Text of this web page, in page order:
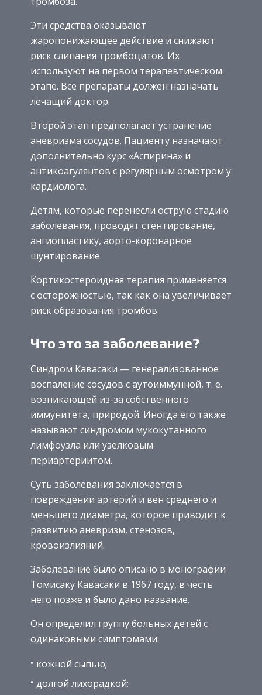
Эти средства оказывают
жаропонижающее действие и снижают
риск слипания тромбоцитов. Их
используют на первом терапевтическом
этапе. Все препараты должен назначать
лечащий доктор.
Второй этап предполагает устранение
аневризма сосудов. Пациенту назначают
дополнительно курс «Аспирина» и
антикоагулянтов с регулярным осмотром у
кардиолога.
Детям, которые перенесли острую стадию
заболевания, проводят стентирование,
ангиопластику, аорто-коронарное
шунтирование
Кортикостероидная терапия применяется
с осторожностью, так как она увеличивает
риск образования тромбов
Что это за заболевание?
Синдром Кавасаки — генерализованное
воспаление сосудов с аутоиммунной, т. е.
возникающей из-за собственного
иммунитета, природой. Иногда его также
называют синдромом мукокутанного
лимфоузла или узелковым
периартериитом.
Суть заболевания заключается в
повреждении артерий и вен среднего и
меньшего диаметра, которое приводит к
развитию аневризм, стенозов,
кровоизлияний.
Заболевание было описано в монографии
Томисаку Кавасаки в 1967 году, в честь
него позже и было дано название.
Он определил группу больных детей с
одинаковыми симптомами:
кожной сыпью;
долгой лихорадкой;